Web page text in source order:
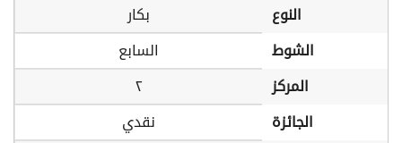
النوع
بكار
الشوط
السابع
المركز
٢
الجائزة
نقدي